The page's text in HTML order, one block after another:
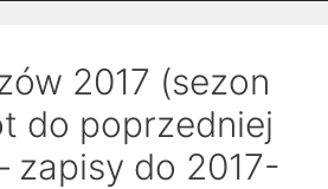
2017 (sezon
do poprzedniej
zapisy do 2017-